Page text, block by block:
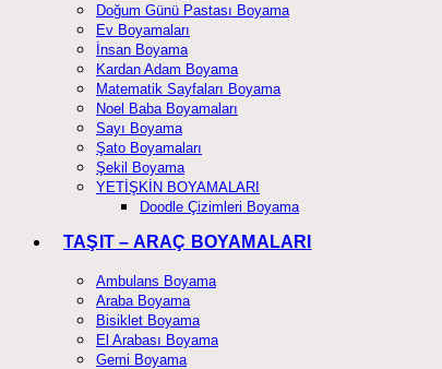
Doğum Günü Pastası Boyama
Ev Boyamaları
İnsan Boyama
Kardan Adam Boyama
Matematik Sayfaları Boyama
Noel Baba Boyamaları
Sayı Boyama
Şato Boyamaları
Şekil Boyama
YETİŞKİN BOYAMALARI
Doodle Çizimleri Boyama
TAŞIT – ARAÇ BOYAMALARI
Ambulans Boyama
Araba Boyama
Bisiklet Boyama
El Arabası Boyama
Gemi Boyama